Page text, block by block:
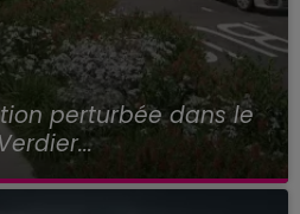
perturbée dans le